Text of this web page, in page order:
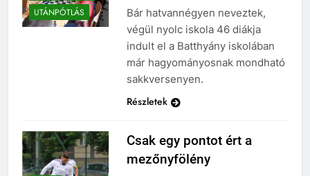
UTÁNPÓTLÁS
Bár hatvannégyen neveztek,
végül nyolc iskola 46 diákja
indult el a Batthyány iskolában
már hagyományosnak mondható
sakkversenyen.
Részletek
Csak egy pontot ért a
mezőnyfölény